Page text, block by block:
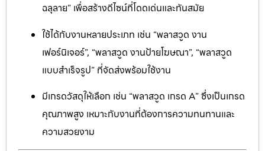
ฉลุลาย” เพื่อสร้างดีไซน์ที่โดดเด่นและทันสมัย
ใช้ได้กับงานหลายประเภท เช่น “พลาสวูด งาน
เฟอร์นิเจอร์”, “พลาสวูด งานป้ายโฆษณา”, “พลาสวูด
แบบสำเร็จรูป” ที่จัดส่งพร้อมใช้งาน
มีเกรดวัสดุให้เลือก เช่น “พลาสวูด เกรด A” ซึ่งเป็นเกรด
คุณภาพสูง เหมาะกับงานที่ต้องการความทนทานและ
ความสวยงาม